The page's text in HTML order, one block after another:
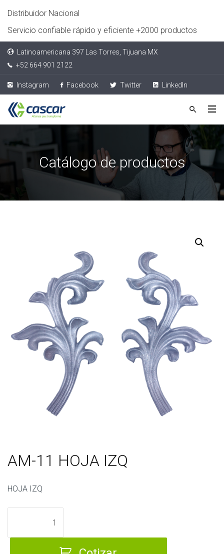
Distribuidor Nacional
Servicio confiable rápido y eficiente +2000 productos
Latinoamericana 397 Las Torres, Tijuana MX
+52 664 901 2122
Instagram Facebook Twitter LinkedIn
Catálogo de productos
AM-11 HOJA IZQ
HOJA IZQ
HOJA